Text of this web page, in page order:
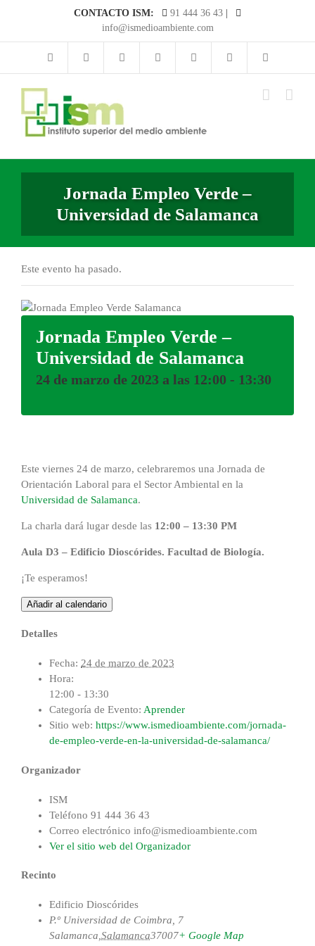
CONTACTO ISM: 91 444 36 43
info@ismedioambiente.com
Jornada Empleo Verde –
Universidad de Salamanca
Este evento ha pasado.
Jornada Empleo Verde –
Universidad de Salamanca
24 de marzo de 2023 a las 12:00 - 13:30
Este viernes 24 de marzo, celebraremos una Jornada de
Orientación Laboral para el Sector Ambiental en la
Universidad de Salamanca.
La charla dará lugar desde las 12:00 – 13:30 PM
Aula D3 – Edificio Dioscórides. Facultad de Biología.
¡Te esperamos!
Añadir al calendario
Detalles
Fecha: 24 de marzo de 2023
Hora:
12:00 - 13:30
Categoría de Evento: Aprender
Sitio web: https://www.ismedioambiente.com/jornada-
de-empleo-verde-en-la-universidad-de-salamanca/
Organizador
ISM
Teléfono 91 444 36 43
Correo electrónico info@ismedioambiente.com
Ver el sitio web del Organizador
Recinto
Edificio Dioscórides
P.º Universidad de Coimbra, 7
Salamanca,Salamanca37007+ Google Map